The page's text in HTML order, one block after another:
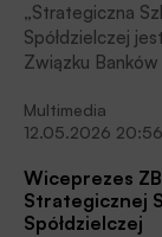
„Strategiczna
Spółdzielczej
Związku
Bartłomiej
Bankowości
członek
Multimedia
12.05.2026 20:56
Wiceprezes
Strategicznej
Spółdzielczej